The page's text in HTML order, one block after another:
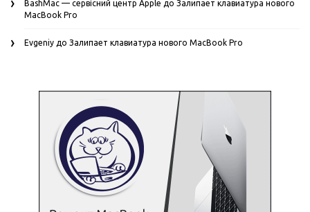
BashMac — сервісний центр Apple до Залипает клавиатура нового
MacBook Pro
Evgeniy до Залипает клавиатура нового MacBook Pro